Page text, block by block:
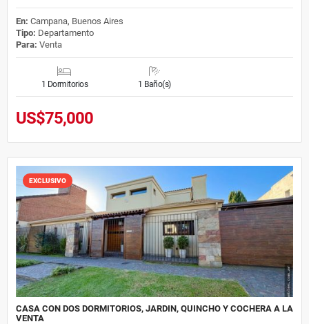
En: Campana, Buenos Aires
Tipo: Departamento
Para: Venta
1 Dormitorios 1 Baño(s)
US$75,000
EXCLUSIVO
CASA CON DOS DORMITORIOS, JARDIN, QUINCHO Y COCHERA A LA
VENTA